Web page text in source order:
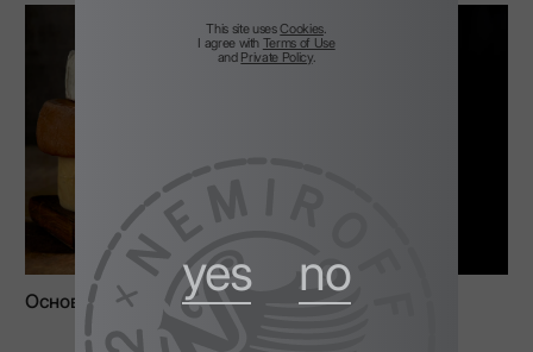
This site usesCookies.
I agree with Terms of Use
and Private Policy.
yes no
Основні страви